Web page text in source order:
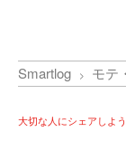
Smartlog モテ
大切な人にシェアしよ